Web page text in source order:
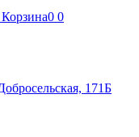
Корзина0 0
171Б